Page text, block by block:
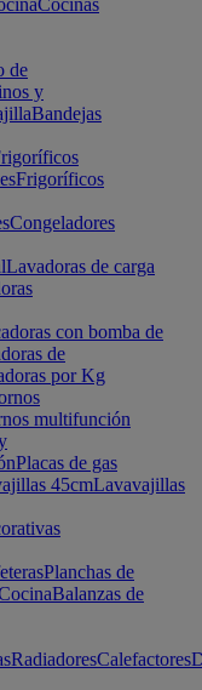
Cocinas
de
y
Bandejas
Frigoríficos
Congeladores
Lavadoras de carga
con bomba de
de
por Kg
multifunción
Placas de gas
45cmLavavajillas
Planchas de
Balanzas de
RadiadoresCalefactores